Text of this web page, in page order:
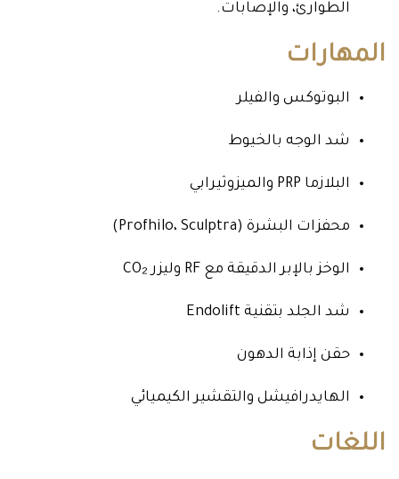
الطوارئ، والإصابات.
المهارات
البوتوكس والفيلر
شد الوجه بالخيوط
البلازما PRP والميزوثيرابي
محفزات البشرة (Profhilo، Sculptra)
الوخز بالإبر الدقيقة مع RF وليزر CO₂
شد الجلد بتقنية Endolift
حقن إذابة الدهون
الهايدرافيشل والتقشير الكيميائي
اللغات